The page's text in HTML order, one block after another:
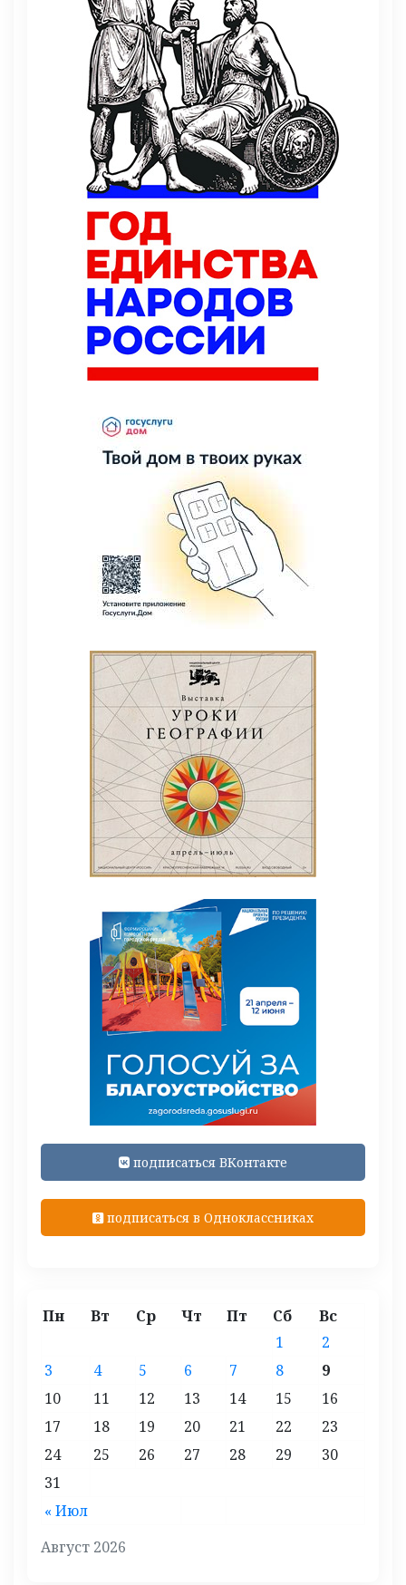
подписаться ВКонтакте
подписаться в Одноклассниках
Август 2026
Пн Вт Ср Чт Пт Сб Вс
« Июл
1
2
3
4 5 6 7 8
9
10
11 12 13 14 15
16
17
18 19 20 21 22
23
24
25 26 27 28 29
30
31